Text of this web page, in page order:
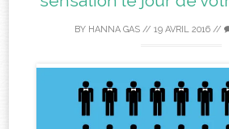
BY HANNA GAS // 19 AVRIL 2016 //